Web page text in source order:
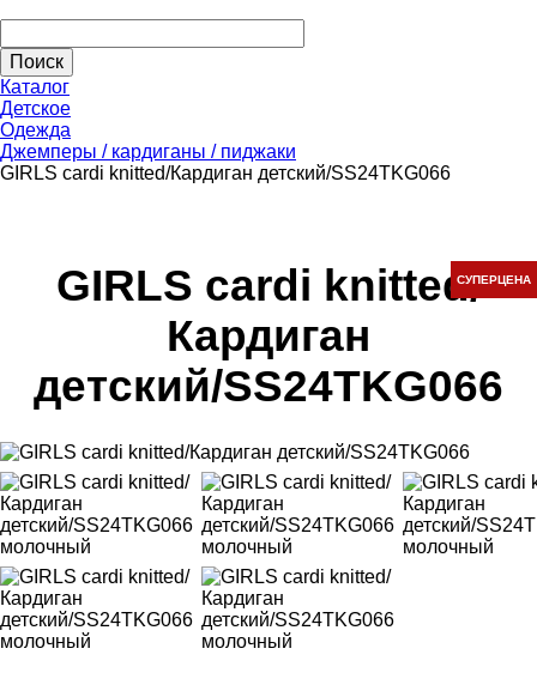
Каталог
Детское
Одежда
Джемперы / кардиганы / пиджаки
GIRLS cardi knitted/Кардиган детский/SS24TKG066
GIRLS cardi knitted/
Кардиган
детский/SS24TKG066
СУПЕРЦЕНА